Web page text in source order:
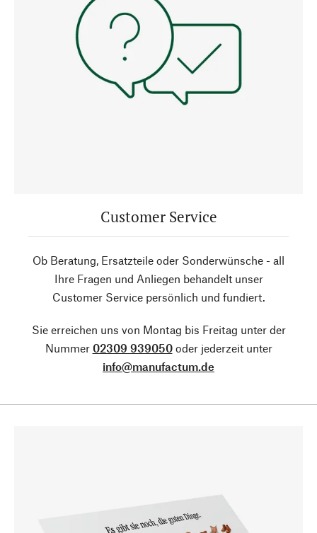
Customer Service
Ob Beratung, Ersatzteile oder Sonderwünsche - all
Ihre Fragen und Anliegen behandelt unser
Customer Service persönlich und fundiert.
Sie erreichen uns von Montag bis Freitag unter der
Nummer 02309 939050oder jederzeit unter
info@manufactum.de